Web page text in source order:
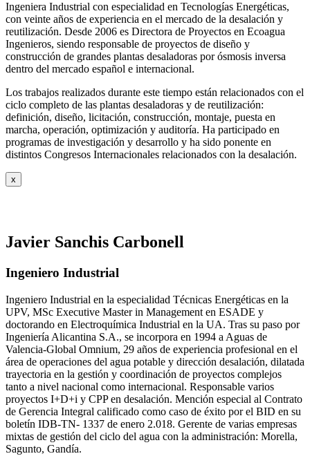
Ingeniera Industrial con especialidad en Tecnologías Energéticas,
con veinte años de experiencia en el mercado de la desalación y
reutilización. Desde 2006 es Directora de Proyectos en Ecoagua
Ingenieros, siendo responsable de proyectos de diseño y
construcción de grandes plantas desaladoras por ósmosis inversa
dentro del mercado español e internacional.
Los trabajos realizados durante este tiempo están relacionados con el
ciclo completo de las plantas desaladoras y de reutilización:
definición, diseño, licitación, construcción, montaje, puesta en
marcha, operación, optimización y auditoría. Ha participado en
programas de investigación y desarrollo y ha sido ponente en
distintos Congresos Internacionales relacionados con la desalación.
x
Javier Sanchis Carbonell
Ingeniero Industrial
Ingeniero Industrial en la especialidad Técnicas Energéticas en la
UPV, MSc Executive Master in Management en ESADE y
doctorando en Electroquímica Industrial en la UA. Tras su paso por
Ingeniería Alicantina S.A., se incorpora en 1994 a Aguas de
Valencia-Global Omnium, 29 años de experiencia profesional en el
área de operaciones del agua potable y dirección desalación, dilatada
trayectoria en la gestión y coordinación de proyectos complejos
tanto a nivel nacional como internacional. Responsable varios
proyectos I+D+i y CPP en desalación. Mención especial al Contrato
de Gerencia Integral calificado como caso de éxito por el BID en su
boletín IDB-TN- 1337 de enero 2.018. Gerente de varias empresas
mixtas de gestión del ciclo del agua con la administración: Morella,
Sagunto, Gandía.